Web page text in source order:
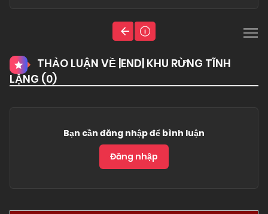
THẢO LUẬN VỀ |END| KHU RỪNG TĨNH
LẶNG (0)
Bạn cần đăng nhập để bình luận
Đăng nhập